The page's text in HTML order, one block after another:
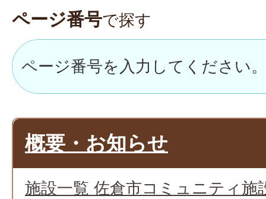
ページ番号で探す
概要・お知らせ
施設一覧 佐倉市コミュニティ施